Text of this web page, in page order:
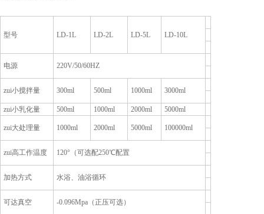
型号 LD-1L LD-2L LD-5L LD-10L
电源 220V/50/60HZ
zui小搅拌量 300ml 500ml 1000ml 3000ml
zui小乳化量 500ml 1000ml 2000ml 5000ml
zui大处理量 1000ml 2000ml 5000ml 100000ml
zui高工作温度 120°（可选配250℃配置
加热方式 水浴、油浴循环
可达真空 -0.096Mpa （正压可选）